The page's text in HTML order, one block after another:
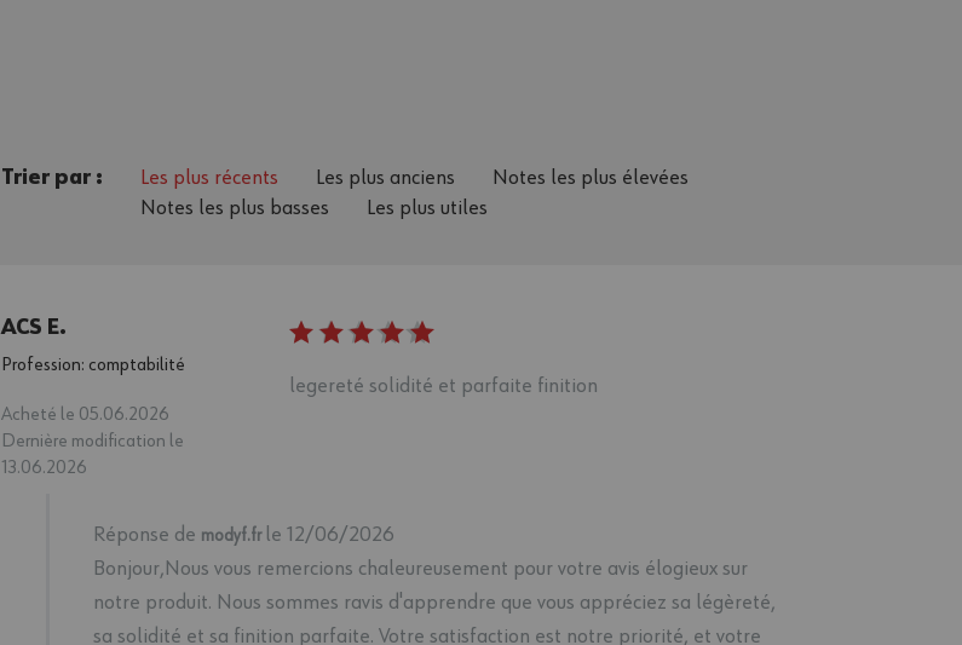
Trier par : Les plus récents Les plus anciens
Notes les plus élevées
Notes les plus basses
Les plus utiles
ACS E.
Profession: comptabilité
Acheté le 05.06.2026
Dernière modification le
13.06.2026
legereté solidité et parfaite finition
Réponse de modyf.fr le 12/06/2026
Bonjour,Nous vous remercions chaleureusement pour votre avis élogieux sur
notre produit. Nous sommes ravis d'apprendre que vous appréciez sa légèreté,
sa solidité et sa finition parfaite. Votre satisfaction est notre priorité, et votre